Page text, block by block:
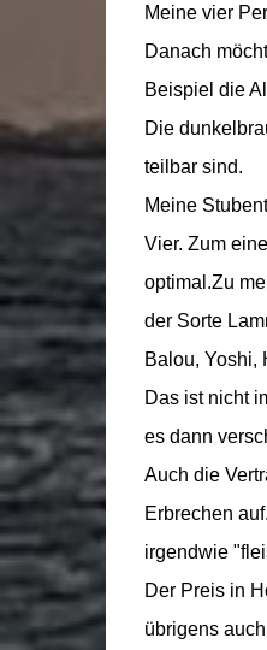
Meine vier
Danach
Beispiel die
Die
teilbar sind.
Meine
Vier. Zum
optimal.Zu
der Sorte
Balou, Yoshi,
Das ist nicht
es dann
Auch die
Erbrechen
irgendwie
Der Preis in
übrigens